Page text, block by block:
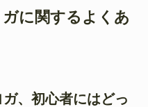
に関するよくあ
、初心者にはどっ